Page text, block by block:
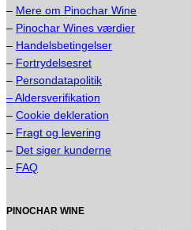
– Mere om Pinochar Wine
– Pinochar Wines værdier
– Handelsbetingelser
– Fortrydelsesret
– Persondatapolitik
– Aldersverifikation
– Cookie dekleration
– Fragt og levering
– Det siger kunderne
– FAQ
PINOCHAR WINE